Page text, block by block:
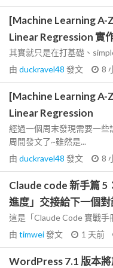
[Machine Learning A-
Linear Regression 實
其實就只是在打基礎、
由 duckravel48 發文 8
[Machine Learning A-
Linear Regression
經過一個周末發現需要一
周間發文了~雖然是...
由 duckravel48 發文 8
Claude code 新手篇
進度」交接給下一個對
這是「Claude Code 實戰手
由 timwei發文 1 天前
WordPress 7.1 版本